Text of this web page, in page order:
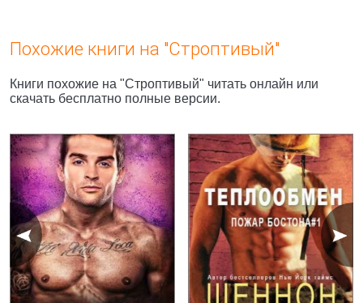
Похожие книги на "Строптивый"
Книги похожие на "Строптивый" читать онлайн или
скачать бесплатно полные версии.